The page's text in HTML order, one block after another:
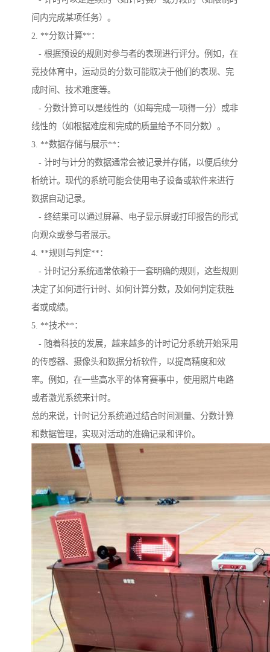
间内完成某项任务）。
2. **分数计算**：
- 根据预设的规则对参与者的表现进行评分。例如，在
竞技体育中，运动员的分数可能取决于他们的表现、完
成时间、技术难度等。
- 分数计算可以是线性的（如每完成一项得一分）或非
线性的（如根据难度和完成的质量给予不同分数）。
3. **数据存储与展示**：
- 计时与计分的数据通常会被记录并存储，以便后续分
析统计。现代的系统可能会使用电子设备或软件来进行
数据自动记录。
- 终结果可以通过屏幕、电子显示屏或打印报告的形式
向观众或参与者展示。
4. **规则与判定**：
- 计时记分系统通常依赖于一套明确的规则，这些规则
决定了如何进行计时、如何计算分数，及如何判定获胜
者或成绩。
5. **技术**：
- 随着科技的发展，越来越多的计时记分系统开始采用
的传感器、摄像头和数据分析软件，以提高精度和效
率。例如，在一些高水平的体育赛事中，使用照片电路
或者激光系统来计时。
总的来说，计时记分系统通过结合时间测量、分数计算
和数据管理，实现对活动的准确记录和评价。